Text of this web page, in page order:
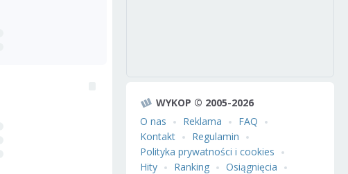
WYKOP © 2005-2026
O nas
Reklama
FAQ
Kontakt
Regulamin
Polityka prywatności i cookies
Hity
Ranking
Osiągnięcia